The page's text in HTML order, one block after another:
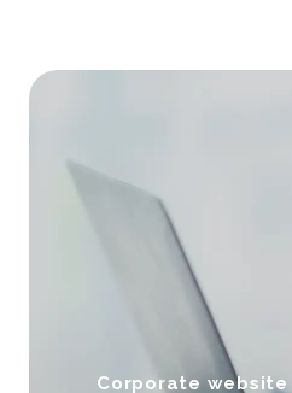
Corporate website